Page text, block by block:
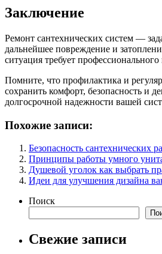
Заключение
Ремонт сантехнических систем —
дальнейшее повреждение и
ситуация требует профессионального
Помните, что профилактика и
сохранить комфорт, безопасность и
долгосрочной надежности вашей
Похожие записи:
Безопасность сантехнических
Принципы работы умного
Душевой уголок как выбрать
Идеи для улучшения дизайна
Поиск
Свежие записи